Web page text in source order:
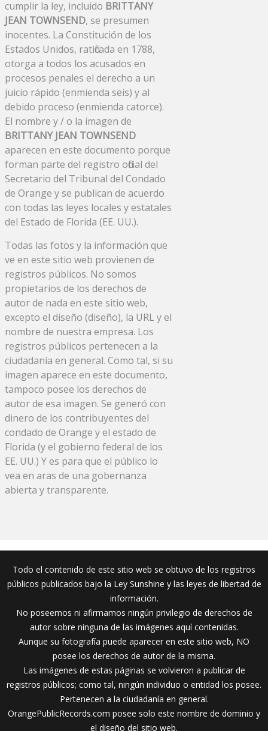
cumplir la ley, incluido BRITTANY
JEAN TOWNSEND, se presumen
inocentes. La Constitución de los
Estados Unidos, ratificada en 1788,
otorga a todos los acusados ​​en
procesos penales el derecho a un
juicio rápido (enmienda seis) y al
debido proceso (enmienda catorce).
El nombre y / o la imagen de
BRITTANY JEAN TOWNSEND
aparecen en este documento porque
forman parte del registro oficial del
Secretario del Tribunal del Condado
de Orange y se publican de acuerdo
con todas las leyes locales y estatales
del Estado de Florida (EE. UU.).
Todas las fotos y la información que
ve en este sitio web provienen de
registros públicos. No somos
propietarios de los derechos de
autor de nada en este sitio web,
excepto el diseño (diseño), la URL y el
nombre de nuestra empresa. Los
registros públicos pertenecen a la
ciudadanía en general. Como tal, si su
imagen aparece en este documento,
tampoco posee los derechos de
autor de esa imagen. Se generó con
dinero de los contribuyentes del
condado de Orange y el estado de
Florida (y el gobierno federal de los
EE. UU.) Y es para que el público lo
vea en aras de una gobernanza
abierta y transparente.
Todo el contenido de este sitio web se obtuvo de los registros
públicos publicados bajo la Ley Sunshine y las leyes de libertad de
información.
No poseemos ni afirmamos ningún privilegio de derechos de
autor sobre ninguna de las imágenes aquí contenidas.
Aunque su fotografía puede aparecer en este sitio web, NO
posee los derechos de autor de la misma.
Las imágenes de estas páginas se volvieron a publicar de
registros públicos; como tal, ningún individuo o entidad los posee.
Pertenecen a la ciudadanía en general.
OrangePublicRecords.com posee solo este nombre de dominio y
el diseño del sitio web.